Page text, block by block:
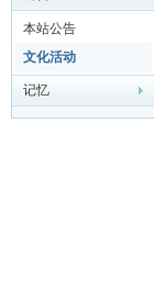
长 » › ›
本站公告
文化活动
记忆